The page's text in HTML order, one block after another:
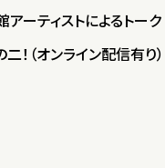
アーティストによるトーク
！（オンライン配信有り）